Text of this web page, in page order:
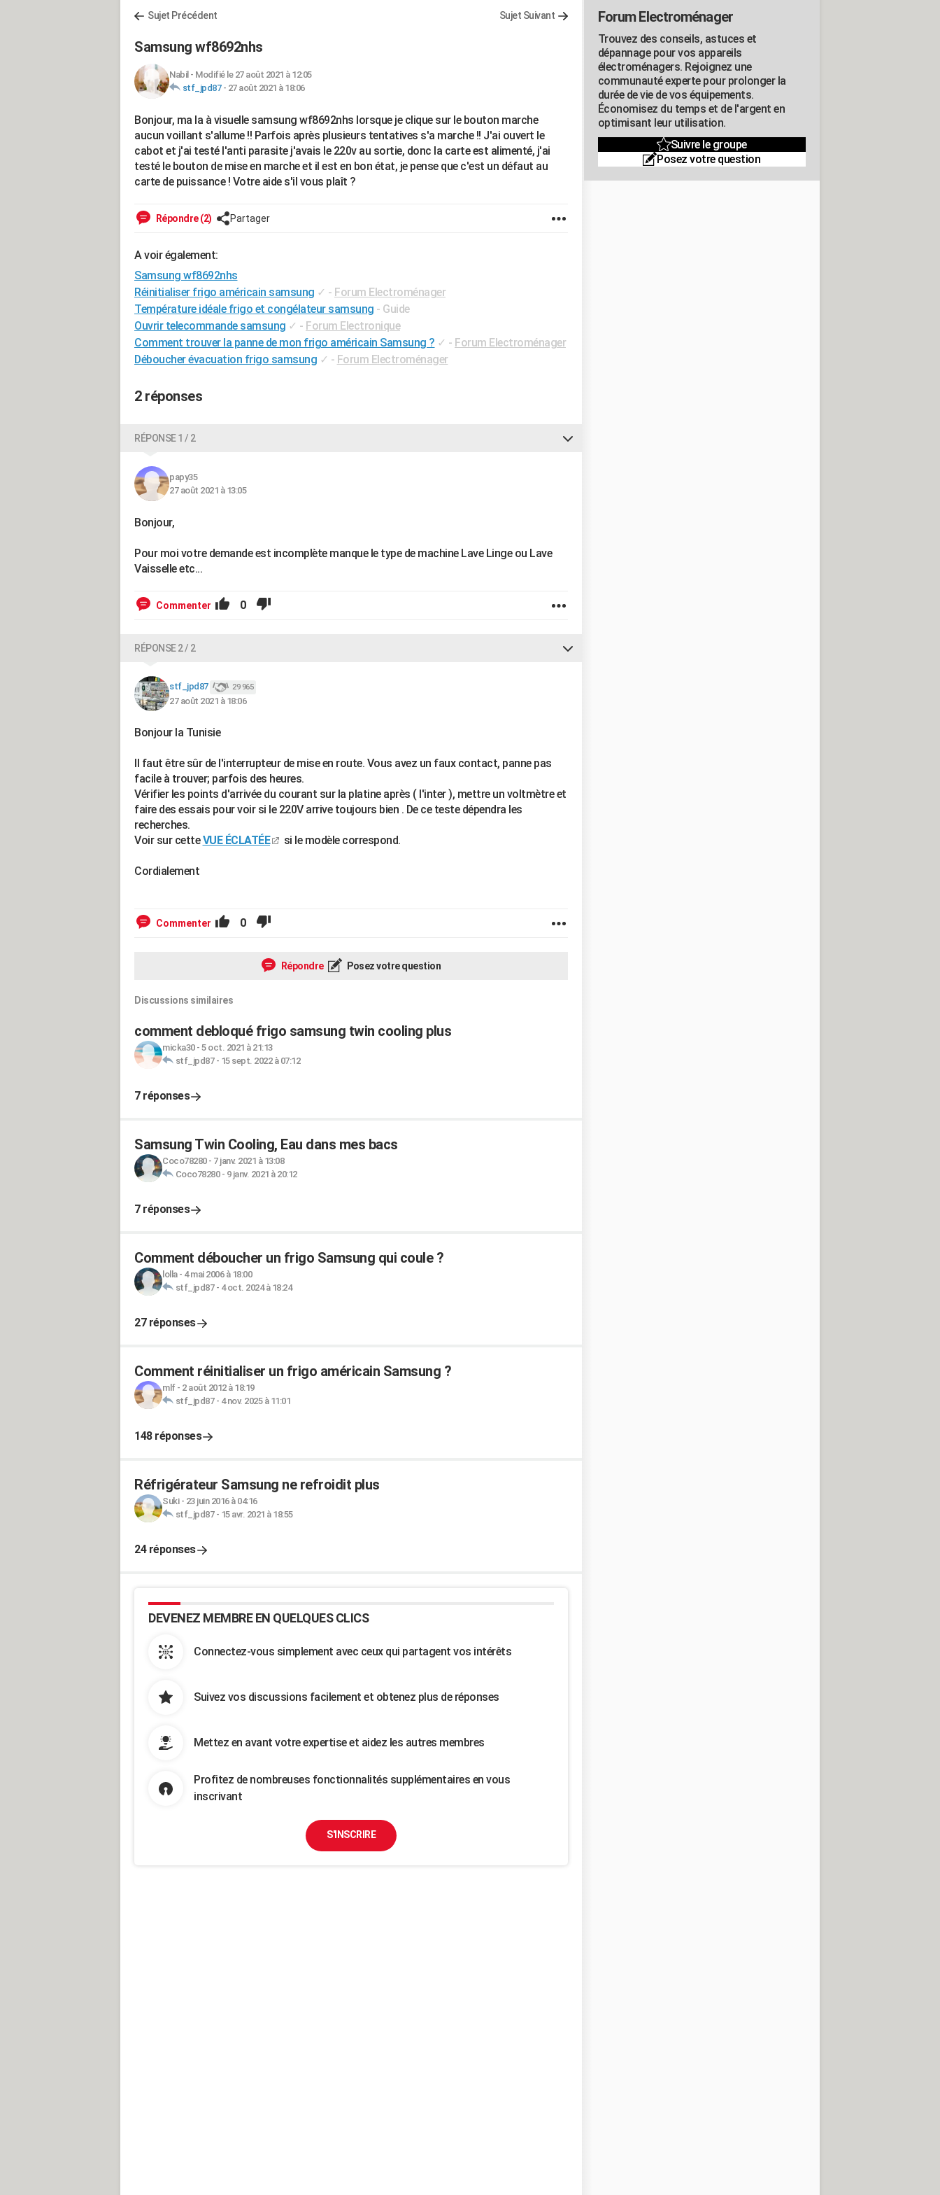
Sujet Précédent Sujet Suivant
Samsung wf8692nhs
Nabil - Modifié le 27 août 2021 à 12:05
stf_jpd87- 27 août 2021 à 18:06
Bonjour, ma la à visuelle samsung wf8692nhs lorsque je clique sur le bouton marche
aucun voillant s'allume !! Parfois après plusieurs tentatives s'a marche !! J'ai ouvert le
cabot et j'ai testé l'anti parasite j'avais le 220v au sortie, donc la carte est alimenté, j'ai
testé le bouton de mise en marche et il est en bon état, je pense que c'est un défaut au
carte de puissance ! Votre aide s'il vous plaît ?
Répondre (2) Partager
A voir également:
Samsung wf8692nhs
Réinitialiser frigo américain samsung ✓ - Forum Electroménager
Température idéale frigo et congélateur samsung - Guide
Ouvrir telecommande samsung ✓ - Forum Electronique
Comment trouver la panne de mon frigo américain Samsung ? ✓ - Forum Electroménager
Déboucher évacuation frigo samsung ✓ - Forum Electroménager
2 réponses
RÉPONSE 1 / 2
papy35
27 août 2021 à 13:05
Bonjour,
Pour moi votre demande est incomplète manque le type de machine Lave Linge ou Lave
Vaisselle etc...
Commenter 0
RÉPONSE 2 / 2
stf_jpd87 29 965
27 août 2021 à 18:06
Bonjour la Tunisie
Il faut être sûr de l'interrupteur de mise en route. Vous avez un faux contact, panne pas
facile à trouver; parfois des heures.
Vérifier les points d'arrivée du courant sur la platine après ( l'inter ), mettre un voltmètre et
faire des essais pour voir si le 220V arrive toujours bien . De ce teste dépendra les
recherches.
Voir sur cetteVUE ÉCLATÉE si le modèle correspond.
Cordialement
Commenter 0
Répondre Posez votre question
Discussions similaires
comment debloqué frigo samsung twin cooling plus
micka30- 5 oct. 2021 à 21:13
stf_jpd87- 15 sept. 2022 à 07:12
7 réponses
Samsung Twin Cooling, Eau dans mes bacs
Coco78280- 7 janv. 2021 à 13:08
Coco78280- 9 janv. 2021 à 20:12
7 réponses
Comment déboucher un frigo Samsung qui coule ?
lolla- 4 mai 2006 à 18:00
stf_jpd87- 4 oct. 2024 à 18:24
27 réponses
Comment réinitialiser un frigo américain Samsung ?
mlf- 2 août 2012 à 18:19
stf_jpd87- 4 nov. 2025 à 11:01
148 réponses
Réfrigérateur Samsung ne refroidit plus
Suki- 23 juin 2016 à 04:16
stf_jpd87- 15 avr. 2021 à 18:55
24 réponses
DEVENEZ MEMBRE EN QUELQUES CLICS
Connectez-vous simplement avec ceux qui partagent vos intérêts
Suivez vos discussions facilement et obtenez plus de réponses
Mettez en avant votre expertise et aidez les autres membres
Profitez de nombreuses fonctionnalités supplémentaires en vous
inscrivant
S'INSCRIRE
Forum Electroménager
Trouvez des conseils, astuces et
dépannage pour vos appareils
électroménagers. Rejoignez une
communauté experte pour prolonger la
durée de vie de vos équipements.
Économisez du temps et de l'argent en
optimisant leur utilisation.
Suivre le groupe
Posez votre question